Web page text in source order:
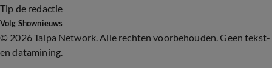
Tip de redactie
Volg Shownieuws
© 2026 Talpa Network. Alle rechten voorbehouden. Geen tekst-
en datamining.